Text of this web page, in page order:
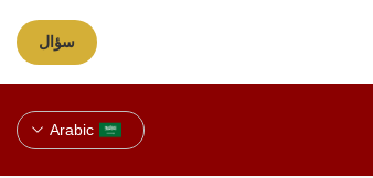
سؤال
Arabic